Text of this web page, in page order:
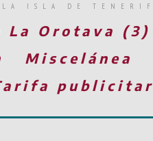
ISLA DE
La Orotava (3)
Miscelánea